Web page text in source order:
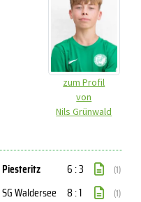
zum Profil
von
Nils Grünwald
Piesteritz 6 : 3 (1)
SG Waldersee 8 : 1 (1)